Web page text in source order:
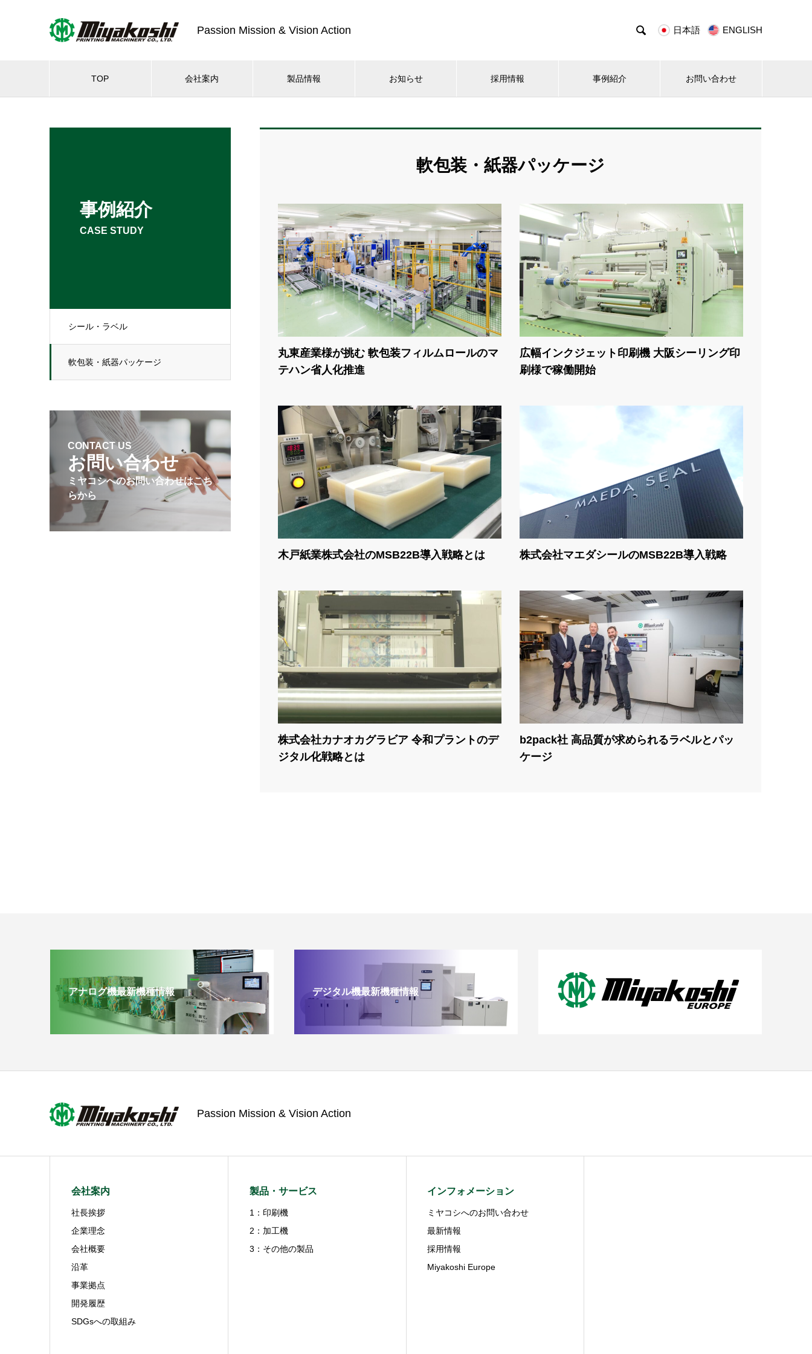
Passion Mission & Vision Action  日本語 ENGLISH
TOP 会社案内 製品情報 お知らせ 採用情報 事例紹介 お問い合わせ
事例紹介
CASE STUDY
シール・ラベル
軟包装・紙器パッケージ
軟包装・紙器パッケージ
丸東産業様が挑む 軟包装フィルムロールのマ
テハン省人化推進
広幅インクジェット印刷機 大阪シーリング印
刷様で稼働開始
木戸紙業株式会社のMSB22B導入戦略とは 株式会社マエダシールのMSB22B導入戦略
株式会社カナオカグラビア 令和プラントのデ
ジタル化戦略とは
b2pack社 高品質が求められるラベルとパッ
ケージ
CONTACT US
お問い合わせ
ミヤコシへのお問い合わせはこち
らから
アナログ機最新機種情報 デジタル機最新機種情報
Passion Mission & Vision Action
会社案内
社長挨拶
企業理念
会社概要
沿革
事業拠点
開発履歴
SDGsへの取組み
製品・サービス
1：印刷機
2：加工機
3：その他の製品
インフォメーション
ミヤコシへのお問い合わせ
最新情報
採用情報
Miyakoshi Europe